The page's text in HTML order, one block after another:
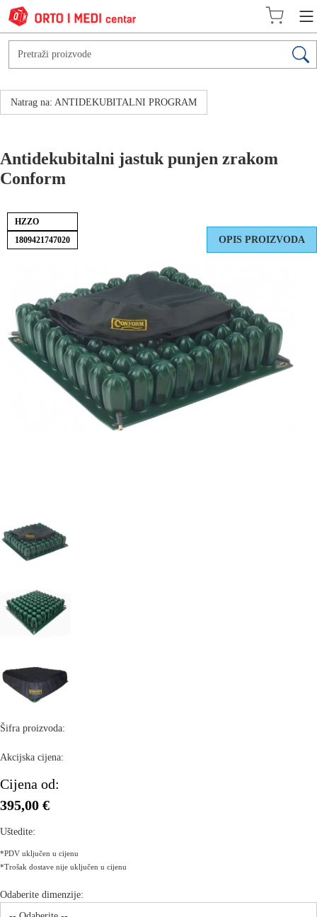
Natrag na: ANTIDEKUBITALNI PROGRAM
Antidekubitalni jastuk punjen zrakom
Conform
HZZO
1809421747020
OPIS PROIZVODA
Šifra proizvoda:
Akcijska cijena:
Cijena od:
395,00 €
Uštedite:
*PDV uključen u cijenu
*Trošak dostave nije uključen u cijenu
Odaberite dimenzije: